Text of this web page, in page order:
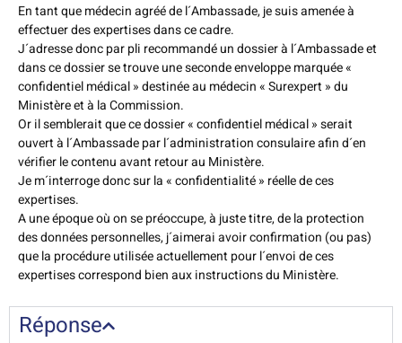
En tant que médecin agréé de l´Ambassade, je suis amenée à
effectuer des expertises dans ce cadre.
J´adresse donc par pli recommandé un dossier à l´Ambassade et
dans ce dossier se trouve une seconde enveloppe marquée «
confidentiel médical » destinée au médecin « Surexpert » du
Ministère et à la Commission.
Or il semblerait que ce dossier « confidentiel médical » serait
ouvert à l´Ambassade par l´administration consulaire afin d´en
vérifier le contenu avant retour au Ministère.
Je m´interroge donc sur la « confidentialité » réelle de ces
expertises.
A une époque où on se préoccupe, à juste titre, de la protection
des données personnelles, j´aimerai avoir confirmation (ou pas)
que la procédure utilisée actuellement pour l´envoi de ces
expertises correspond bien aux instructions du Ministère.
Réponse